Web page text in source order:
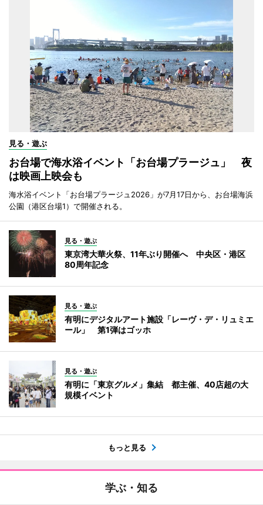
見る・遊ぶ
お台場で海水浴イベント「お台場プラージュ」 夜
は映画上映会も
海水浴イベント「お台場プラージュ2026」が7月17日から、お台場海浜
公園（港区台場1）で開催される。
見る・遊ぶ
東京湾大華火祭、11年ぶり開催へ 中央区・港区
80周年記念
見る・遊ぶ
有明にデジタルアート施設「レーヴ・デ・リュミエ
ール」 第1弾はゴッホ
見る・遊ぶ
有明に「東京グルメ」集結 都主催、40店超の大
規模イベント
もっと見る
学ぶ・知る